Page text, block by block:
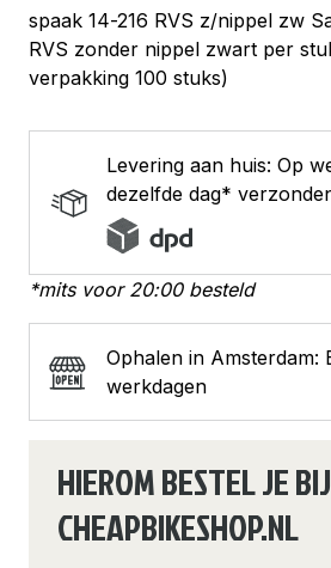
14-
216
RVS
zw
stuk)
aantal
spaak 14-216 RVS z/nippel zw
RVS zonder nippel zwart per
verpakking 100 stuks)
Levering aan huis: Op
dezelfde dag*
*mits voor 20:00 besteld
Ophalen in Amsterdam:
werkdagen
HIEROM BESTEL JE BIJ
CHEAPBIKESHOP.NL